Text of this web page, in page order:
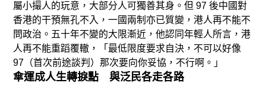
屬小撮人的玩意，大部分人可獨善其身。但 97 後中國對
香港的干預無孔不入，一國兩制亦已質變，港人再不能不
問政治。五十年不變的大限漸近，他認同年輕人所言，港
人再不能重蹈覆轍，「最低限度要求自決，不可以好像
97（首次前途談判）那次要向你妥協，不行啊。」
傘運成人生轉捩點 與泛民各走各路